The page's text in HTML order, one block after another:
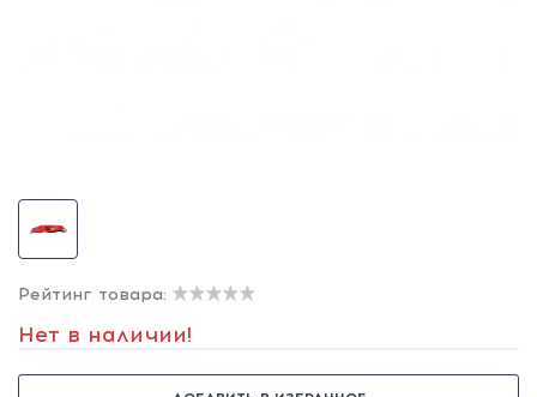
Рейтинг товара:
Нет в наличии!